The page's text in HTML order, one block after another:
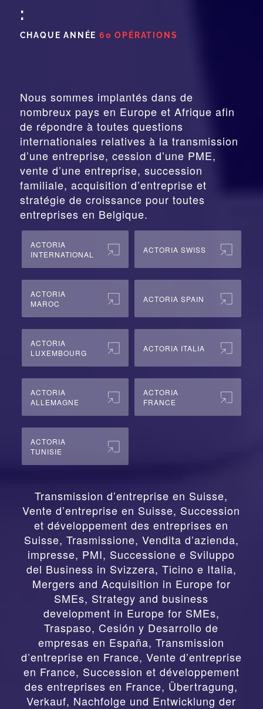
:
CHAQUE ANNÉE 60 OPÉRATIONS
Nous sommes implantés dans de
nombreux pays en Europe et Afrique afin
de répondre à toutes questions
internationales relatives à la transmission
d’une entreprise, cession d’une PME,
vente d’une entreprise, succession
familiale, acquisition d’entreprise et
stratégie de croissance pour toutes
entreprises en Belgique.
ACTORIA
INTERNATIONAL
ACTORIA SWISS
ACTORIA
MAROC
ACTORIA SPAIN
ACTORIA
LUXEMBOURG
ACTORIA ITALIA
ACTORIA
ALLEMAGNE
ACTORIA
FRANCE
ACTORIA
TUNISIE
Transmission d’entreprise en Suisse,
Vente d’entreprise en Suisse, Succession
et développement des entreprises en
Suisse, Trasmissione, Vendita d’azienda,
impresse, PMI, Successione e Sviluppo
del Business in Svizzera, Ticino e Italia,
Mergers and Acquisition in Europe for
SMEs, Strategy and business
development in Europe for SMEs,
Traspaso, Cesión y Desarrollo de
empresas en España,Transmission
d’entreprise en France, Vente d’entreprise
en France, Succession et développement
des entreprises en France, Übertragung,
Verkauf, Nachfolge und Entwicklung der